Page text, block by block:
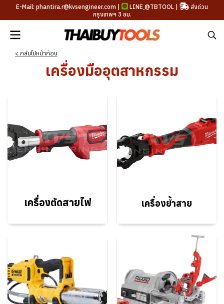
E-Mail: phantira.r@kvsengineer.com | LINE @TBTOOL |
ส่งด่วน
กรุงเทพฯ 3 ชม.
< กลับไปหน้าก่อน
เครื่องมืออุตสาหกรรม
เครื่องตัดสายไฟ เครื่องย้ำสาย